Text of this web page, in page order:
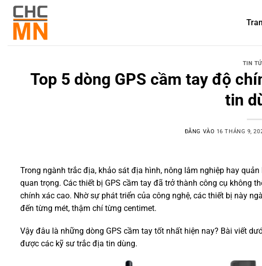
TIN
Top 5 dòng GPS cầm tay độ
tin
ĐĂNG VÀO 16 THÁNG 9,
Trong ngành trắc địa, khảo sát địa hình, nông lâm nghiệp hay
quan trọng. Các thiết bị GPS cầm tay đã trở thành công cụ không
chính xác cao. Nhờ sự phát triển của công nghệ, các thiết bị này
đến từng mét, thậm chí từng centimet.
Vậy đâu là những dòng GPS cầm tay tốt nhất hiện nay? Bài viết
được các kỹ sư trắc địa tin dùng.